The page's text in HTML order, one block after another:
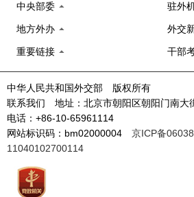
中央部委 驻外
地方外办 外交
重要链接 干部
中华人民共和国外交部 版权所有
联系我们 地址：北京市朝阳区朝阳门南
电话：+86-10-65961114
网站标识码：bm02000004 京ICP备
11040102700114